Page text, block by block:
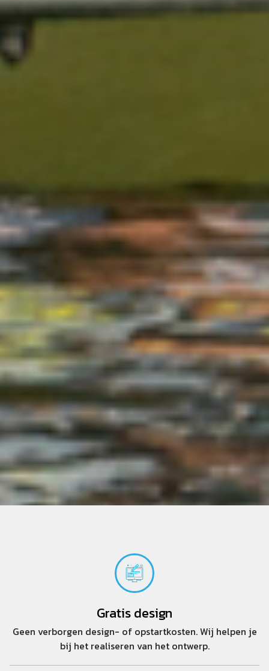
Gratis design
Geen verborgen design- of opstartkosten. Wij helpen je
bij het realiseren van het ontwerp.